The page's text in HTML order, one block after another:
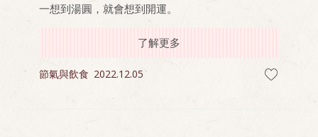
一想到湯圓，就會想到開運。
了解更多
節氣與飲食 2022.12.05